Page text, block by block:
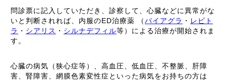
問診票に記入していただき、診察して、心臓などに異常がな
いと判断されれば、内服のED治療薬 （ バイアグラ ・ レビト
ラ ・ シアリス ・ シルナデフィル等）による治療が開始されま
す。
心臓の病気（狭心症等）、高血圧、低血圧、不整脈、肝障
害、腎障害、網膜色素変性症といった病気をお持ちの方は